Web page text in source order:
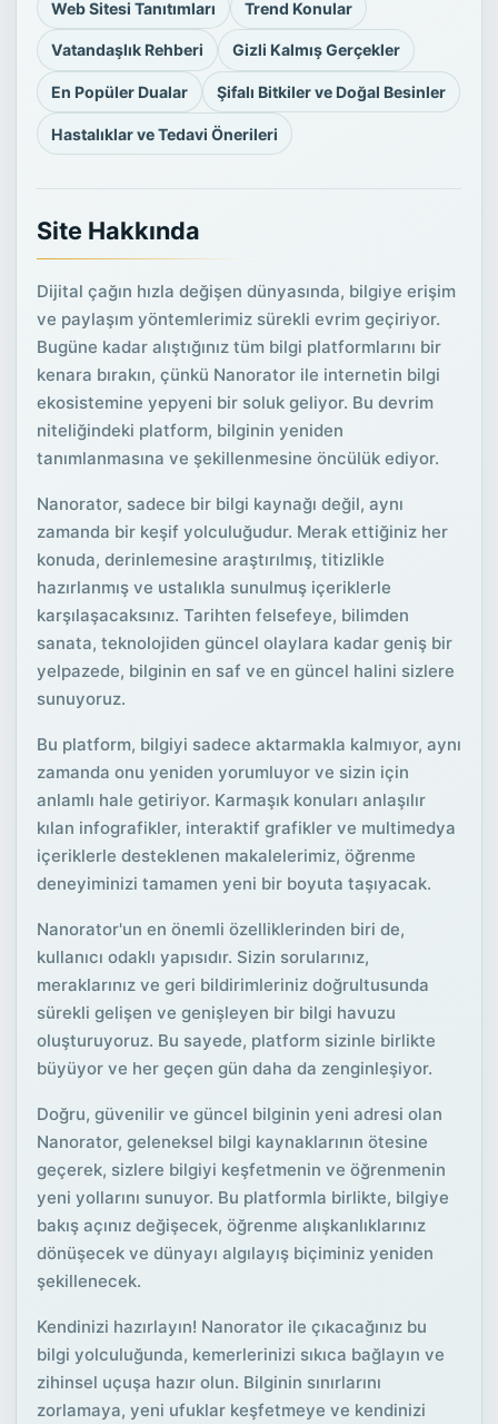
Web Sitesi Tanıtımları Trend Konular
Vatandaşlık Rehberi Gizli Kalmış Gerçekler
En Popüler Dualar Şifalı Bitkiler ve Doğal Besinler
Hastalıklar ve Tedavi Önerileri
Site Hakkında
Dijital çağın hızla değişen dünyasında, bilgiye erişim
ve paylaşım yöntemlerimiz sürekli evrim geçiriyor.
Bugüne kadar alıştığınız tüm bilgi platformlarını bir
kenara bırakın, çünkü Nanorator ile internetin bilgi
ekosistemine yepyeni bir soluk geliyor. Bu devrim
niteliğindeki platform, bilginin yeniden
tanımlanmasına ve şekillenmesine öncülük ediyor.
Nanorator, sadece bir bilgi kaynağı değil, aynı
zamanda bir keşif yolculuğudur. Merak ettiğiniz her
konuda, derinlemesine araştırılmış, titizlikle
hazırlanmış ve ustalıkla sunulmuş içeriklerle
karşılaşacaksınız. Tarihten felsefeye, bilimden
sanata, teknolojiden güncel olaylara kadar geniş bir
yelpazede, bilginin en saf ve en güncel halini sizlere
sunuyoruz.
Bu platform, bilgiyi sadece aktarmakla kalmıyor, aynı
zamanda onu yeniden yorumluyor ve sizin için
anlamlı hale getiriyor. Karmaşık konuları anlaşılır
kılan infografikler, interaktif grafikler ve multimedya
içeriklerle desteklenen makalelerimiz, öğrenme
deneyiminizi tamamen yeni bir boyuta taşıyacak.
Nanorator'un en önemli özelliklerinden biri de,
kullanıcı odaklı yapısıdır. Sizin sorularınız,
meraklarınız ve geri bildirimleriniz doğrultusunda
sürekli gelişen ve genişleyen bir bilgi havuzu
oluşturuyoruz. Bu sayede, platform sizinle birlikte
büyüyor ve her geçen gün daha da zenginleşiyor.
Doğru, güvenilir ve güncel bilginin yeni adresi olan
Nanorator, geleneksel bilgi kaynaklarının ötesine
geçerek, sizlere bilgiyi keşfetmenin ve öğrenmenin
yeni yollarını sunuyor. Bu platformla birlikte, bilgiye
bakış açınız değişecek, öğrenme alışkanlıklarınız
dönüşecek ve dünyayı algılayış biçiminiz yeniden
şekillenecek.
Kendinizi hazırlayın! Nanorator ile çıkacağınız bu
bilgi yolculuğunda, kemerlerinizi sıkıca bağlayın ve
zihinsel uçuşa hazır olun. Bilginin sınırlarını
zorlamaya, yeni ufuklar keşfetmeye ve kendinizi